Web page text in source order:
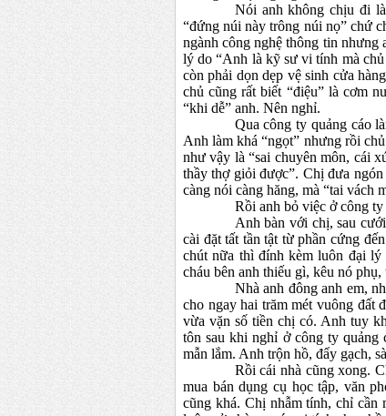
Nói anh không chịu đi
“đứng núi này trông núi nọ” chứ
ngành công nghệ thông tin
lý do “Anh là kỹ sư vi tính mà
còn phải dọn dẹp vệ sinh cửa
chủ cũng rất biết “điệu” là cơm
“khi dễ” anh. Nên nghỉ.
Qua công ty quảng cáo
Anh làm khá “ngọt” nhưng rồi
như vậy là “sai chuyên môn, cái
thầy thợ giỏi được”. Chị đưa
càng nói càng hăng, mà “tai vách
Rồi anh bỏ việc ở công
Anh bàn với chị, sau
cài đặt tất tần tật từ phần cứng
chút nữa thì đính kèm luôn đại
cháu bên anh thiếu gì, kêu nó
Nhà anh đông anh em,
cho ngay hai trăm mét vuông đất
vừa vặn số tiền chị có. Anh tuy
tôn sau khi nghỉ ở công ty quảng
mẫn lắm. Anh trộn hồ, đẩy gạch,
Rồi cái nhà cũng xong.
mua bán dụng cụ học tập, văn
cũng khá. Chị nhẫm tính, chỉ cần